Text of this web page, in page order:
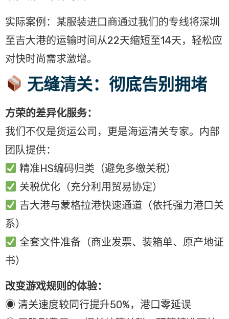
实际案例：某服装进口商通过我们的专线将深圳
至吉大港的运输时间从22天缩短至14天，轻松应
对快时尚需求激增。
无缝清关：彻底告别拥堵
方荣的差异化服务：
我们不仅是货运公司，更是海运清关专家。内部
团队提供：
精准HS编码归类（避免多缴关税）
关税优化（充分利用贸易协定）
吉大港与蒙格拉港快速通道（依托强力港口关
系）
全套文件准备（商业发票、装箱单、原产地证
书）
改变游戏规则的体验：
◉ 清关速度较同行提升50%，港口零延误